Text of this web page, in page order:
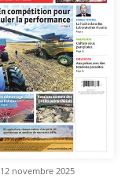
12 novembre 2025